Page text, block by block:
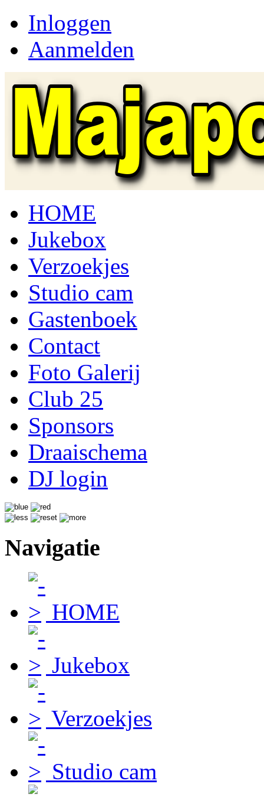
Inloggen
Aanmelden
HOME
Jukebox
Verzoekjes
Studio cam
Gastenboek
Contact
Foto Galerij
Club 25
Sponsors
Draaischema
DJ login
Navigatie
HOME
Jukebox
Verzoekjes
Studio cam